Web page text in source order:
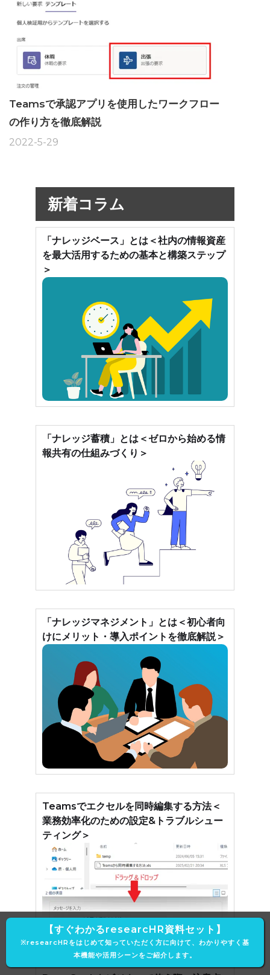
Teamsで承認アプリを使用したワークフロー
の作り方を徹底解説
2022-5-29
新着コラム
「ナレッジベース」とは＜社内の情報資産
を最大活用するための基本と構築ステップ
＞
「ナレッジ蓄積」とは＜ゼロから始める情
報共有の仕組みづくり＞
「ナレッジマネジメント」とは＜初心者向
けにメリット・導入ポイントを徹底解説＞
Teamsでエクセルを同時編集する方法＜
業務効率化のための設定&トラブルシュー
ティング＞
【すぐわかるresearcHR資料セット】
※researcHRをはじめて知っていただく方に向けて、わかりやすく基
本機能や活用シーンをご紹介します。